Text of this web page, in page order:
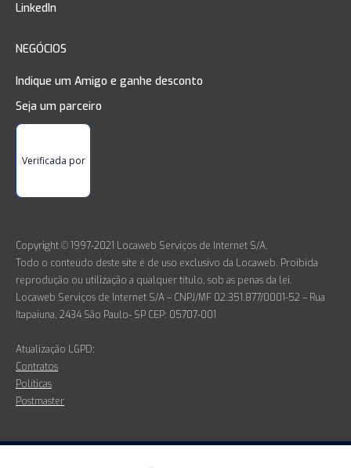
LinkedIn
NEGÓCIOS
Indique um Amigo e ganhe desconto
Seja um parceiro
Verificada por
Copyright © 1997-2021 Locaweb Serviços de Internet S/A.
Todo o conteúdo deste site é de uso exclusivo da Locaweb. Proibida
reprodução ou utilização a qualquer título, sob as penas da lei.
Locaweb Serviços de Internet S/A – CNPJ/MF 02.351.877/0001-52 – Rua
Itapaiuna, 2434 São Paulo- SP CEP: 05707-001
Atualização LGPD:
Contratos
Políticas
Postmaster